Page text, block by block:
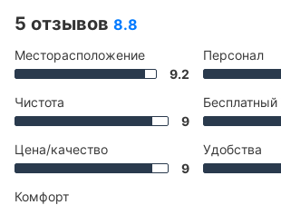
5 отзывов 8.8
Месторасположение
9.2
Чистота
9
Цена/качество
9
Комфорт
Персонал
Бесплатный
Удобства